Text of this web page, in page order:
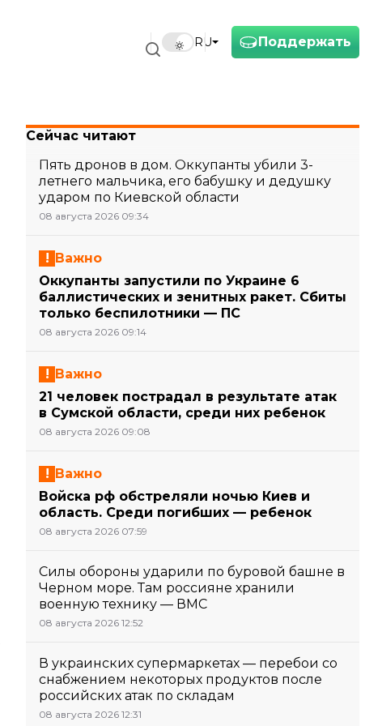
Поддержать
RU
Сейчас читают
Пять дронов в дом. Оккупанты убили 3-
летнего мальчика, его бабушку и дедушку
ударом по Киевской области
08 августа 2026 09:34
Важно
Оккупанты запустили по Украине 6
баллистических и зенитных ракет. Сбиты
только беспилотники — ПС
08 августа 2026 09:14
Важно
21 человек пострадал в результате атак
в Сумской области, среди них ребенок
08 августа 2026 09:08
Важно
Войска рф обстреляли ночью Киев и
область. Среди погибших — ребенок
08 августа 2026 07:59
Силы обороны ударили по буровой башне в
Черном море. Там россияне хранили
военную технику — ВМС
08 августа 2026 12:52
В украинских супермаркетах — перебои со
снабжением некоторых продуктов после
российских атак по складам
08 августа 2026 12:31